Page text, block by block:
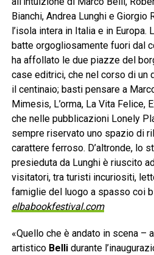
Bianchi, Andrea Lunghi e Giorgio
l’isola intera in Italia e in
batte orgogliosamente fuori dal
ha affollato le due piazze del
case editrici, che nel corso di un
il centinaio; basti pensare a
Mimesis, L’orma, La Vita Felice,
che nelle pubblicazioni Lonely
sempre riservato uno spazio di
carattere ferroso. D’altronde, lo
presieduta da Lunghi è riuscito
visitatori, tra turisti incuriositi,
famiglie del luogo a spasso coi
elbabookfestival.com
«Quello che è andato in scena –
artistico Bellidurante